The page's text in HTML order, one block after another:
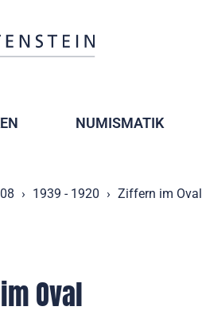
NUMISMATIK
1939 - 1920 Ziffern im Oval
Oval